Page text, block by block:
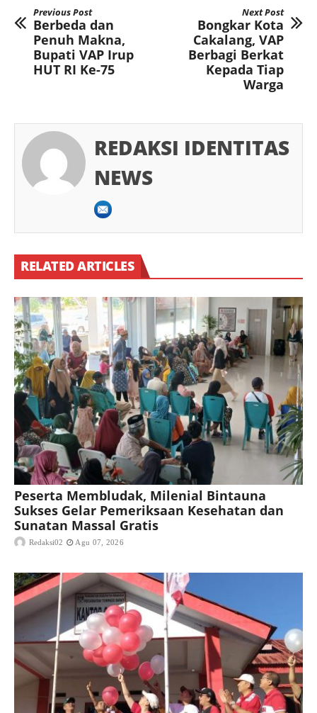
Previous Post
Berbeda dan
Penuh Makna,
Bupati VAP Irup
HUT RI Ke-75
Next Post
Bongkar Kota
Cakalang, VAP
Berbagi Berkat
Kepada Tiap
Warga
REDAKSI IDENTITAS
NEWS
RELATED ARTICLES
Peserta Membludak, Milenial Bintauna
Sukses Gelar Pemeriksaan Kesehatan dan
Sunatan Massal Gratis
Redaksi02 Agu 07, 2026